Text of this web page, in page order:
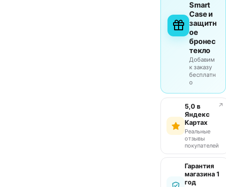
Smart
Case и
защитн
ое
бронес
текло
Добавим
к заказу
бесплатн
о
5,0 в
Яндекс
Картах
Реальные
отзывы
покупателей
↗
Гарантия
магазина 1
год